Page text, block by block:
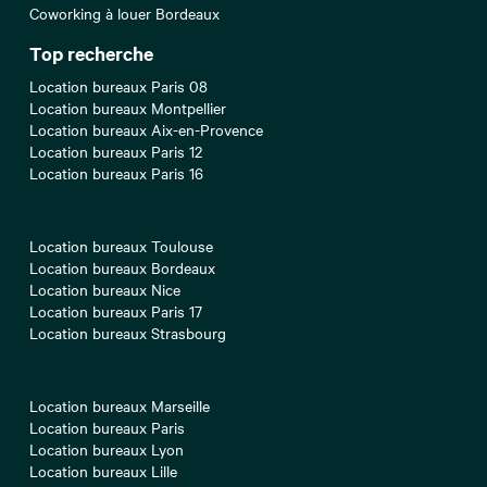
Coworking à louer Bordeaux
Top recherche
Location bureaux Paris 08
Location bureaux Montpellier
Location bureaux Aix-en-Provence
Location bureaux Paris 12
Location bureaux Paris 16
Location bureaux Toulouse
Location bureaux Bordeaux
Location bureaux Nice
Location bureaux Paris 17
Location bureaux Strasbourg
Location bureaux Marseille
Location bureaux Paris
Location bureaux Lyon
Location bureaux Lille